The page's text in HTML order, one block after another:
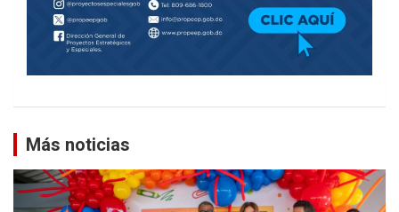
Más noticias